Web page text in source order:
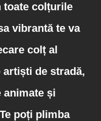
toate colțurile
vibrantă te va
colț al
artiști de stradă,
animate și
poți plimba